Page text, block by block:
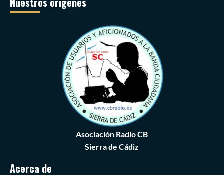
Asociación Radio CB
Sierra de Cádiz
Acerca de